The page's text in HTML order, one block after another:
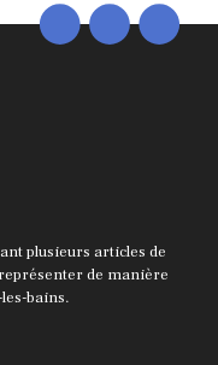
plusieurs articles de
de manière
bains.